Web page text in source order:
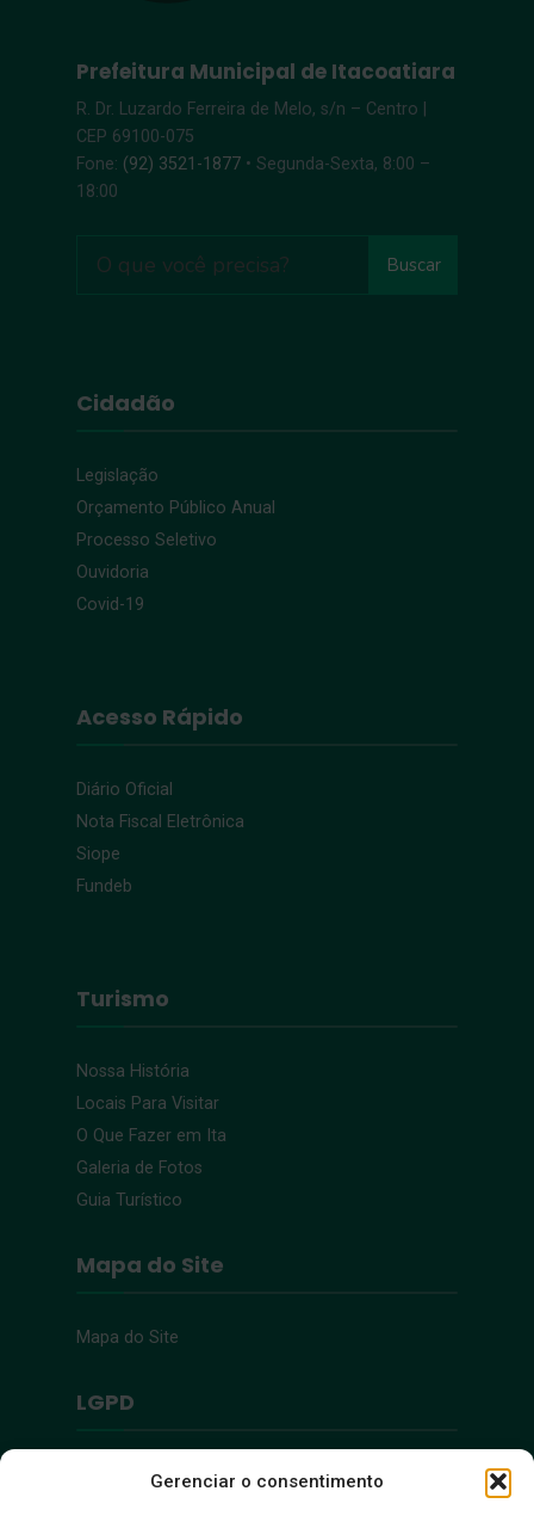
Gerenciar o consentimento
Prefeitura Municipal de Itacoatiara
R. Dr. Luzardo Ferreira de Melo, s/n – Centro |
CEP 69100-075
Fone: (92) 3521-1877 • Segunda-Sexta, 8:00 –
18:00
Buscar
Cidadão
Legislação
Orçamento Público Anual
Processo Seletivo
Ouvidoria
Covid-19
Acesso Rápido
Diário Oficial
Nota Fiscal Eletrônica
Siope
Fundeb
Turismo
Nossa História
Locais Para Visitar
O Que Fazer em Ita
Galeria de Fotos
Guia Turístico
Mapa do Site
Mapa do Site
LGPD
Política de Privacidade